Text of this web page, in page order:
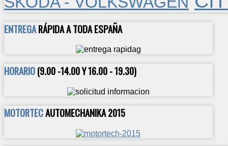
ENTREGARÁPIDA A TODA ESPAÑA
HORARIO(9.00 -14.00 Y 16.00 - 19.30)
MOTORTECAUTOMECHANIKA 2015